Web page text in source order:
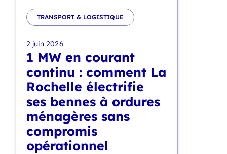
TRANSPORT & LOGISTIQUE
2 juin 2026
1 MW en courant
continu : comment La
Rochelle électrifie
ses bennes à ordures
ménagères sans
compromis
opérationnel